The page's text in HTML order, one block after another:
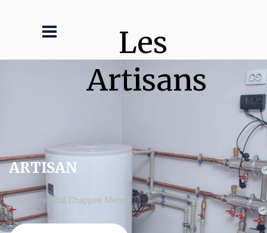
Les
Artisans
ARTISAN
chaudière fioul Chappee Mende